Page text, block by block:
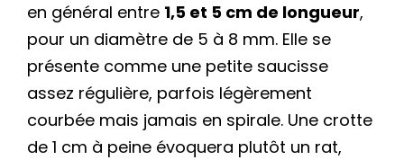
en général entre 1,5 et 5 cm de longueur,
pour un diamètre de 5 à 8 mm. Elle se
présente comme une petite saucisse
assez régulière, parfois légèrement
courbée mais jamais en spirale. Une crotte
de 1 cm à peine évoquera plutôt un rat,